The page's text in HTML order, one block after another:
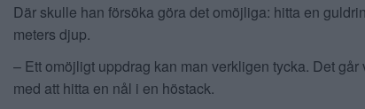
Där skulle han försöka göra det omöjliga: hitta en
meters djup.
– Ett omöjligt uppdrag kan man verkligen tycka. Det går
med att hitta en nål i en höstack.